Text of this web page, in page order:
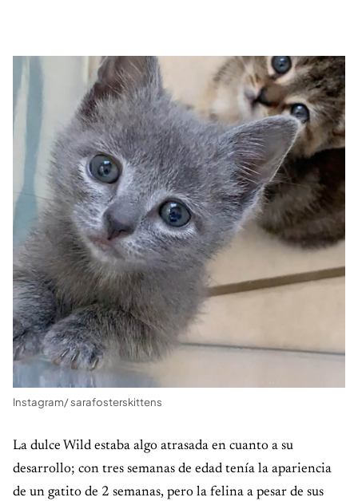
Instagram/ sarafosterskittens
La dulce Wild estaba algo atrasada en cuanto a su
desarrollo; con tres semanas de edad tenía la apariencia
de un gatito de 2 semanas, pero la felina a pesar de sus